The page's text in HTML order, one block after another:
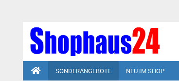
SONDERANGEBOTE NEU IM SHOP